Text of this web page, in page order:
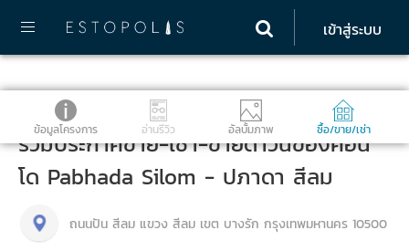
เข้าสู่ระบบ
ข้อมูลโครงการ อ่านรีวิว อัลบั้มภาพ ซื้อ/ขาย/เช่า
รวมประกาศขาย-เช่า-ขายดาวน์ของคอน
โด Pabhada Silom - ปภาดา สีลม
ถนนปัน สีลม แขวง สีลม เขต บางรัก กรุงเทพมหานคร 10500